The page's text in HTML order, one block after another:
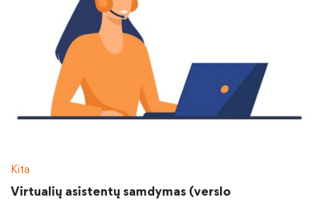
Kita
Virtualių asistentų samdymas (verslo